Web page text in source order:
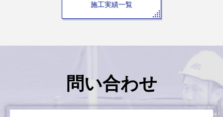
施工実績一覧
問い合わせ